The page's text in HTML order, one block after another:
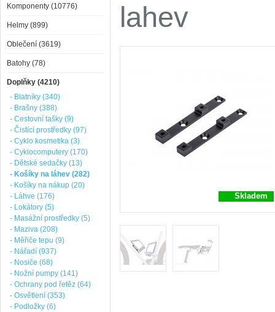
lahev
Skladem
Komponenty (10776)
Helmy (899)
Oblečení (3619)
Batohy (78)
Doplňky (4210)
- Blatníky (340)
- Brašny (388)
- Cestovní tašky (9)
- Čistící prostředky (97)
- Cyklo kosmetika (3)
- Cyklocomputery (170)
- Dětské sedačky (13)
- Košíky na láhev (282)
- Košíky na nákup (20)
- Láhve (176)
- Lokátory (5)
- Masážní prostředky (5)
- Maziva (208)
- Měřiče tepu (9)
- Nářadí (937)
- Nosiče (68)
- Nožní pumpy (141)
- Ochrany pod řetěz (64)
- Osvětlení (353)
- Podložky (6)